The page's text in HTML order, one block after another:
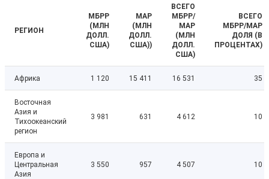
РЕГИОН
МБРР
(МЛН
ДОЛЛ.
США)
МАР
(МЛН
ДОЛЛ.
США))
ВСЕГО
МБРР/
МАР
(МЛН
ДОЛЛ.
США)
ВСЕГО
МБРР/МАР
ДОЛЯ (В
ПРОЦЕНТАХ)
Африка 1 120 15 411 16 531 35
Восточная
Азия и
Тихоокеанский
регион
3 981 631 4 612 10
Европа и
Центральная
Азия
3 550 957 4 507 10